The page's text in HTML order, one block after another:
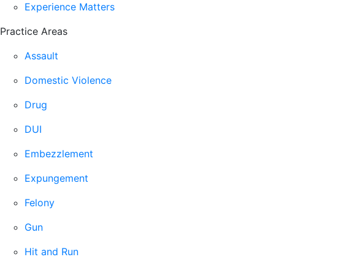
Experience Matters
Practice Areas
Assault
Domestic Violence
Drug
DUI
Embezzlement
Expungement
Felony
Gun
Hit and Run